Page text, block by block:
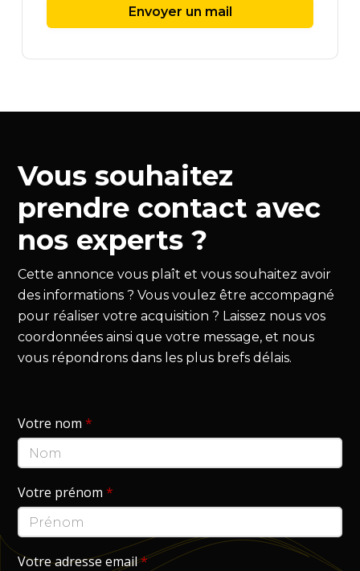
Envoyer un mail
Vous souhaitez
prendre contact avec
nos experts ?
Cette annonce vous plaît et vous souhaitez avoir
des informations ? Vous voulez être accompagné
pour réaliser votre acquisition ? Laissez nous vos
coordonnées ainsi que votre message, et nous
vous répondrons dans les plus brefs délais.
Votre nom*
Votre prénom*
Votre adresse email*